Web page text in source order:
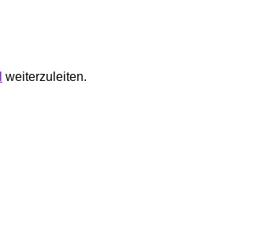
weiterzuleiten.